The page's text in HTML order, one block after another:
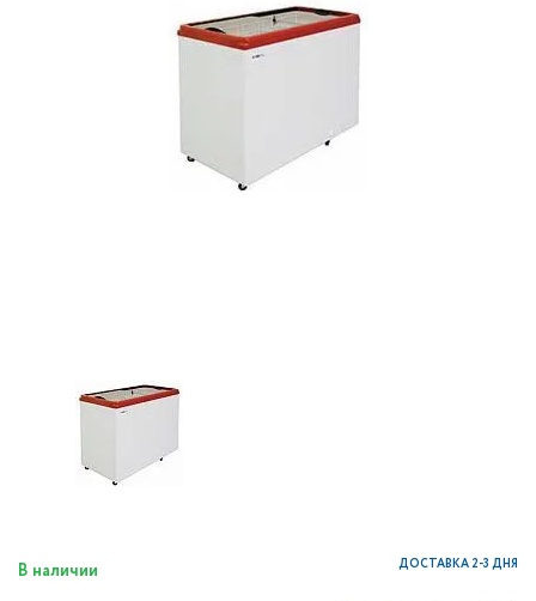
В наличии ДОСТАВКА 2-3 ДНЯ